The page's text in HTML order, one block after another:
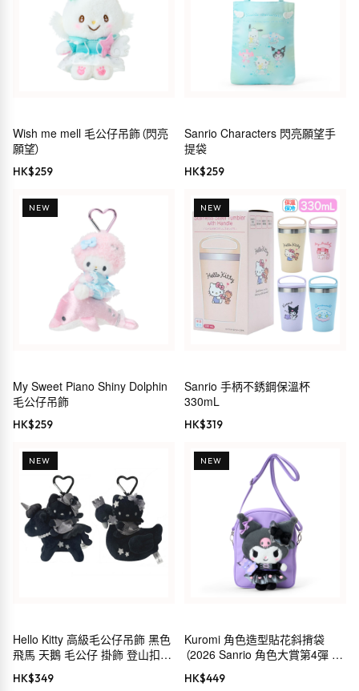
Wish me mell 毛公仔吊飾（閃亮
願望）
HK$259
Sanrio Characters 閃亮願望手
提袋
HK$259
NEW
My Sweet Piano Shiny Dolphin
毛公仔吊飾
HK$259
NEW
Sanrio 手柄不銹鋼保溫杯
330mL
HK$319
NEW
Hello Kitty 高級毛公仔吊飾 黑色
飛馬 天鵝 毛公仔 掛飾 登山扣
Sanrio
HK$349
NEW
Kuromi 角色造型貼花斜揹袋
（2026 Sanrio 角色大賞第4彈 穿
搭系列）
HK$449